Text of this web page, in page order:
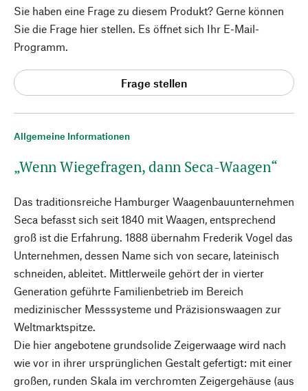
Allgemeine Informationen
„Wenn Wiegefragen, dann Seca-Waagen“
Das traditionsreiche Hamburger Waagenbauunternehmen
Seca befasst sich seit 1840 mit Waagen, entsprechend
groß ist die Erfahrung. 1888 übernahm Frederik Vogel das
Unternehmen, dessen Name sich von secare, lateinisch
schneiden, ableitet. Mittlerweile gehört der in vierter
Generation geführte Familienbetrieb im Bereich
medizinischer Messsysteme und Präzisionswaagen zur
Weltmarktspitze.
Die hier angebotene grundsolide Zeigerwaage wird nach
wie vor in ihrer ursprünglichen Gestalt gefertigt: mit einer
großen, runden Skala im verchromten Zeigergehäuse (aus
Sie haben eine Frage zu diesem Produkt? Gerne können
Sie die Frage hier stellen. Es öffnet sich Ihr E-Mail-
Programm.
Frage stellen